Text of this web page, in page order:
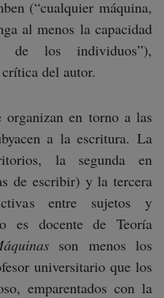
(“cualquier máquina,
al menos la capacidad
de los individuos”),
del autor.
en torno a las
a la escritura. La
la segunda en
de escribir) y la tercera
entre sujetos y
es docente de Teoría
son menos los
universitario que los
emparentados con la